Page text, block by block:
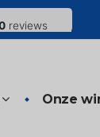
Onze